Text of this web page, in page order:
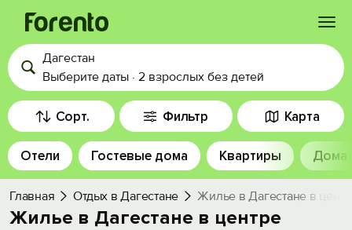
Войти
Избранное
История просмотра
Добавить свой объект
Дагестан
Выберите даты · 2 взрослых без детей
Сорт. Фильтр Карта
Отели Гостевые дома Квартиры Дома
Главная Отдых в Дагестане Жилье в Дагестане в
Жилье в Дагестане в центре